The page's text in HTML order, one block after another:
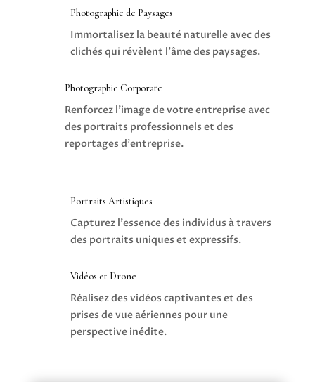
Photographie de Paysages
Immortalisez la beauté naturelle avec des
clichés qui révèlent l'âme des paysages.
Photographie Corporate
Renforcez l'image de votre entreprise avec
des portraits professionnels et des
reportages d'entreprise.
Portraits Artistiques
Capturez l'essence des individus à travers
des portraits uniques et expressifs.
Vidéos et Drone
Réalisez des vidéos captivantes et des
prises de vue aériennes pour une
perspective inédite.